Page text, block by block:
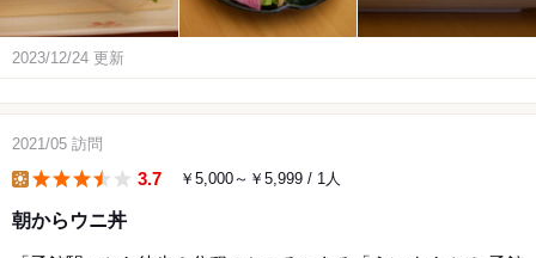
2023/12/24 更新
2021/05 訪問
3.7 ￥5,000～￥5,999 / 1人
朝からウニ丼